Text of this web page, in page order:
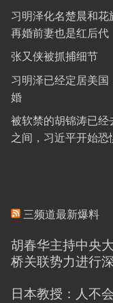
习明泽化名楚晨和
再婚前妻也是红后代
张又侠被抓捕细节
习明泽已经定居美
婚
被软禁的胡锦涛已
之间，习近平开始恐
三频道最新爆料
胡春华主持中央
桥关联势力进行
日本教授：人不